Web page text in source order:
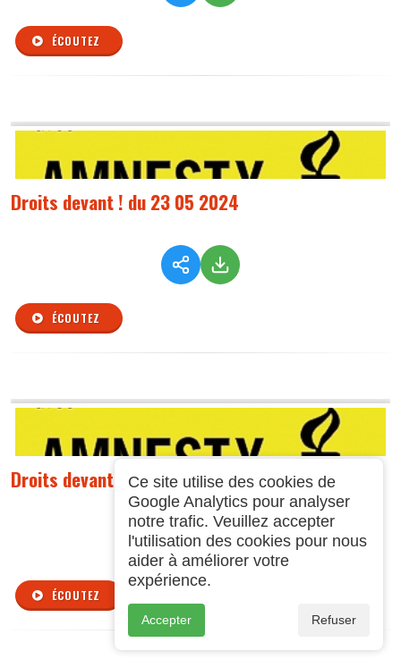
ÉCOUTEZ
Droits devant ! du 23 05 2024
ÉCOUTEZ
Droits devant ! du 09 05 2024
ÉCOUTEZ
Ce site utilise des cookies de
Google Analytics pour analyser
notre trafic. Veuillez accepter
l'utilisation des cookies pour nous
aider à améliorer votre
expérience.
Accepter Refuser